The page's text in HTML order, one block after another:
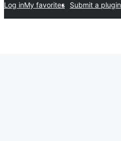
Submit a plugin
My favorites
Log in